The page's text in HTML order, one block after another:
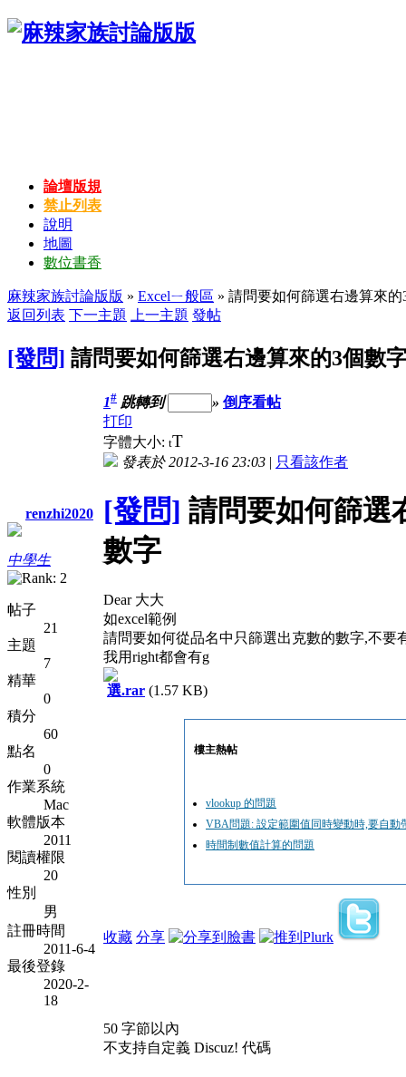
論壇版規
禁止列表
說明
地圖
數位書香
麻辣家族討論版版 » Excelㄧ般區 » 請問要如何篩選右邊算來
返回列表 下一主題 上一主題 發帖
[發問] 請問要如何篩選右邊算來的3個數
renzhi2020
中學生
帖子
21
主題
7
精華
0
積分
60
點名
0
作業系統
Mac
軟體版本
2011
閱讀權限
20
性別
男
註冊時間
2011-6-4
最後登錄
2020-2-
18
1# 跳轉到 » 倒序看帖
打印
字體大小: tT
發表於 2012-3-16 23:03 | 只看該作者
[發問] 請問要如何篩選
數字
Dear 大大
如excel範例
請問要如何從品名中只篩選出克數的數字,不要
我用right都會有g
選.rar (1.57 KB)
樓主熱帖
vlookup 的問題
VBA問題: 設定範圍值同時變動時,要自動
時間制數值計算的問題
收藏 分享
50 字節以內
不支持自定義 Discuz! 代碼